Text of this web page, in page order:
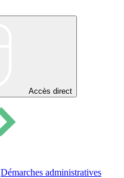
Accès direct
Démarches administratives